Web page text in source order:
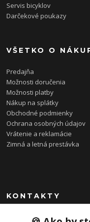
Servis bicyklov
Darčekové poukazy
VŠETKO O
Predajňa
Možnosti doručenia
Možnosti platby
Nákup na splátky
Obchodné podmienky
Ochrana osobných údajov
Vrátenie a reklamácie
Zimná a letná prestávka
KONTAKTY
0948 085 857